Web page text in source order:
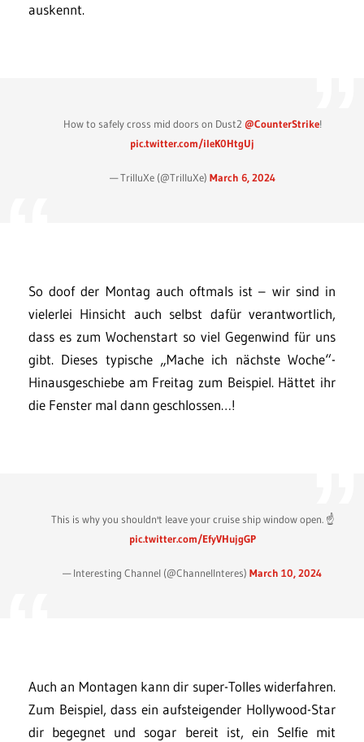
auskennt.
How to safely cross mid doors on Dust2 @CounterStrike!
pic.twitter.com/ileK0HtgUj
— TrilluXe (@TrilluXe) March 6, 2024
So doof der Montag auch oftmals ist – wir sind in
vielerlei Hinsicht auch selbst dafür verantwortlich,
dass es zum Wochenstart so viel Gegenwind für uns
gibt. Dieses typische „Mache ich nächste Woche“-
Hinausgeschiebe am Freitag zum Beispiel. Hättet ihr
die Fenster mal dann geschlossen…!
This is why you shouldn't leave your cruise ship window open. ☝️
pic.twitter.com/EfyVHujgGP
— Interesting Channel (@ChannelInteres)March 10, 2024
Auch an Montagen kann dir super-Tolles widerfahren.
Zum Beispiel, dass ein aufsteigender Hollywood-Star
dir begegnet und sogar bereit ist, ein Selfie mit